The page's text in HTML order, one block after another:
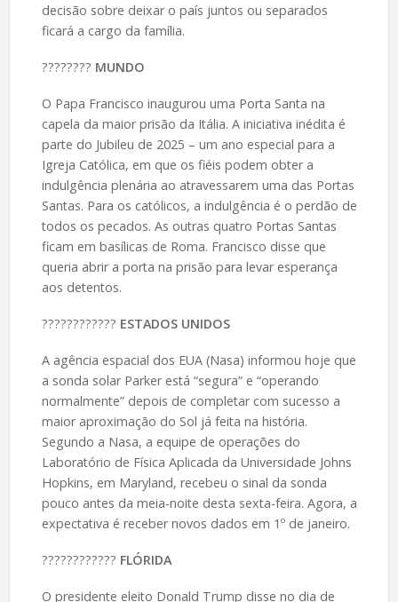
decisão sobre deixar o país juntos ou separados
ficará a cargo da família.
????️???? MUNDO
O Papa Francisco inaugurou uma Porta Santa na
capela da maior prisão da Itália. A iniciativa inédita é
parte do Jubileu de 2025 – um ano especial para a
Igreja Católica, em que os fiéis podem obter a
indulgência plenária ao atravessarem uma das Portas
Santas. Para os católicos, a indulgência é o perdão de
todos os pecados. As outras quatro Portas Santas
ficam em basílicas de Roma. Francisco disse que
queria abrir a porta na prisão para levar esperança
aos detentos.
????️???????? ESTADOS UNIDOS
A agência espacial dos EUA (Nasa) informou hoje que
a sonda solar Parker está “segura” e “operando
normalmente” depois de completar com sucesso a
maior aproximação do Sol já feita na história.
Segundo a Nasa, a equipe de operações do
Laboratório de Física Aplicada da Universidade Johns
Hopkins, em Maryland, recebeu o sinal da sonda
pouco antes da meia-noite desta sexta-feira. Agora, a
expectativa é receber novos dados em 1º de janeiro.
????️???????? FLÓRIDA
O presidente eleito Donald Trump disse no dia de